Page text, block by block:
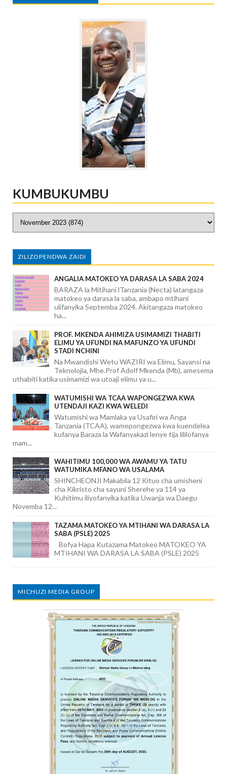
KUMBUKUMBU
ZILIZOPENDWA ZAIDI
ANGALIA MATOKEO YA DARASA LA SABA 2024
BARAZA la Mitihani lTanzania (Necta) latangaza
matokeo ya darasa la saba, ambapo mtihani
ulifanyika Septemba 2024. Akitangaza matokeo
ha...
PROF. MKENDA AHIMIZA USIMAMIZI THABITI
ELIMU YA UFUNDI NA MAFUNZO YA UFUNDI
STADI NCHINI
Na Mwandishi Wetu WAZIRI wa Elimu, Sayansi na
Teknolojia, Mhe.Prof Adolf Mkenda (Mb), amesema
uthabiti katika usimamizi wa utoaji elimu ya u...
WATUMISHI WA TCAA WAPONGEZWA KWA
UTENDAJI KAZI KWA WELEDI
Watumishi wa Mamlaka ya Usafiri wa Anga
Tanzania (TCAA), wamepongezwa kwa kuendelea
kufanya Baraza la Wafanyakazi lenye tija lililofanya
mam...
WAHITIMU 100,000 WA AWAMU YA TATU
WATUMIKA MFANO WA USALAMA
SHINCHEONJI Makabila 12 Kituo cha umisheni
cha Kikristo cha sayuni Sherehe ya 114 ya
Kuhitimu iliyofanyika katika Uwanja wa Daegu
Novemba 12...
TAZAMA MATOKEO YA MTIHANI WA DARASA LA
SABA (PSLE) 2025
Bofya Hapa Kutazama Matokeo MATOKEO YA
MTIHANI WA DARASA LA SABA (PSLE) 2025
MICHUZI MEDIA GROUP